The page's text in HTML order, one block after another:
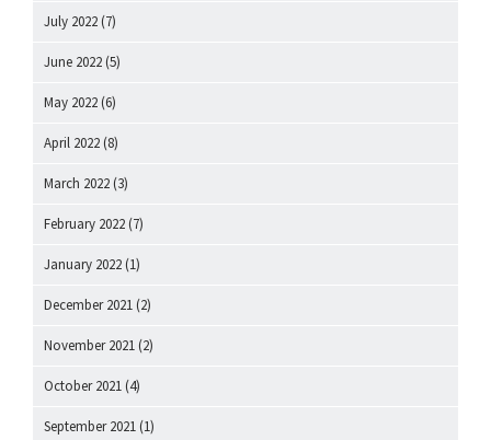
July 2022 (7)
June 2022 (5)
May 2022 (6)
April 2022 (8)
March 2022 (3)
February 2022 (7)
January 2022 (1)
December 2021 (2)
November 2021 (2)
October 2021 (4)
September 2021 (1)